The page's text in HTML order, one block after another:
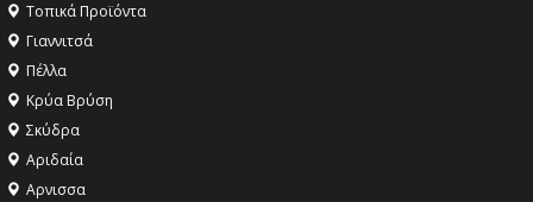
Τοπικά Προϊόντα
Γιαννιτσά
Πέλλα
Κρύα Βρύση
Σκύδρα
Αριδαία
Aρνισσα